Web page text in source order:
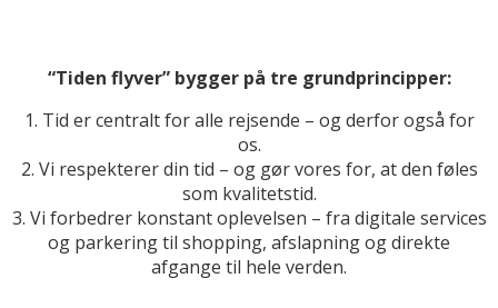
“Tiden flyver” bygger på tre grundprincipper:
1. Tid er centralt for alle rejsende – og derfor også for
os.
2. Vi respekterer din tid – og gør vores for, at den føles
som kvalitetstid.
3. Vi forbedrer konstant oplevelsen – fra digitale services
og parkering til shopping, afslapning og direkte
afgange til hele verden.